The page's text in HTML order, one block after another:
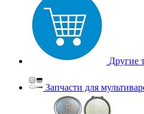
Другие
Запчасти для